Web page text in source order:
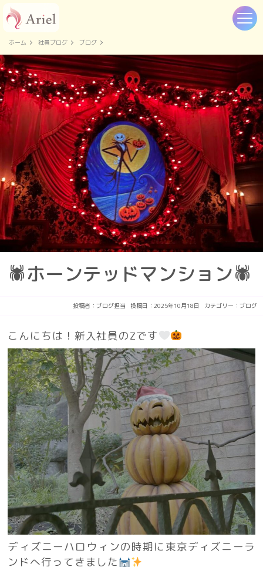
ホーム 社員ブログ ブログ
🕷ホーンテッドマンション🕷
投稿者： ブログ担当 投稿日：2025年10月18日 カテゴリー： ブログ
こんにちは！新入社員のZです
ディズニーハロウィンの時期に東京ディズニーラ
ンドへ行ってきました